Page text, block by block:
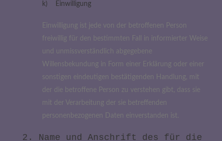
k) Einwilligung
Einwilligung ist jede von der betroffenen Person
freiwillig für den bestimmten Fall in informierter Weise
und unmissverständlich abgegebene
Willensbekundung in Form einer Erklärung oder einer
sonstigen eindeutigen bestätigenden Handlung, mit
der die betroffene Person zu verstehen gibt, dass sie
mit der Verarbeitung der sie betreffenden
personenbezogenen Daten einverstanden ist.
2. Name und Anschrift des für die